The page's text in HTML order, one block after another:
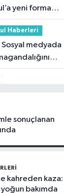
yeni forma
Haberleri
ehliyetinden
bin lira ceza
VAR'ları
uzuv
önleniyor'
sonuçlanan
kahreden kaza:
bakımda